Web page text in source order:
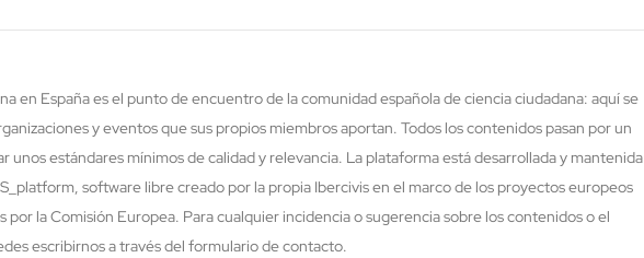
en España es el punto de encuentro de la comunidad española de ciencia ciudadana: aquí se
y eventos que sus propios miembros aportan. Todos los contenidos pasan por un
unos estándares mínimos de calidad y relevancia. La plataforma está desarrollada y mantenida
software libre creado por la propia Ibercivis en el marco de los proyectos europeos
por la Comisión Europea. Para cualquier incidencia o sugerencia sobre los contenidos o el
escribirnos a través del formulario de contacto.